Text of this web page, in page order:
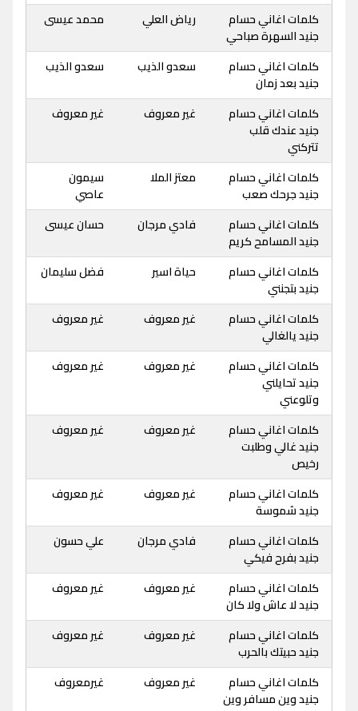
كلمات اغاني حسام
جنيد السهرة صباحي
رياض العلي محمد عيسى
كلمات اغاني حسام
جنيد بعد زمان
سعدو الذيب سعدو الذيب
كلمات اغاني حسام
جنيد عندك قلب
تتركني
غير معروف غير معروف
كلمات اغاني حسام
جنيد جرحك صعب
معتز الملا
سيمون
عاصي
كلمات اغاني حسام
جنيد المسامح كريم
فادي مرجان حسان عيسى
كلمات اغاني حسام
جنيد بتجنني
حياة اسير فضل سليمان
كلمات اغاني حسام
جنيد يالغالي
غير معروف غير معروف
كلمات اغاني حسام
جنيد تحايلني
وتلوعني
غير معروف غير معروف
كلمات اغاني حسام
جنيد غالي وطلبت
رخيص
غير معروف غير معروف
كلمات اغاني حسام
جنيد شموسة
غير معروف غير معروف
كلمات اغاني حسام
جنيد بفرح فيكي
فادي مرجان علي حسون
كلمات اغاني حسام
جنيد لا عاش ولا كان
غير معروف غير معروف
كلمات اغاني حسام
جنيد حبيتك بالحرب
غير معروف غير معروف
كلمات اغاني حسام
جنيد وين مسافر وين
غير معروف غيرمعروف